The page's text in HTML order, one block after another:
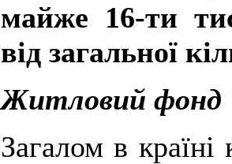
майже 16-ти
від загальної
Житловий фонд
Загалом в країні